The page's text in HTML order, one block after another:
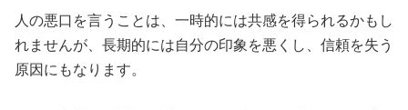
人の悪口を言うことは、一時的には共感を得られるかもし
れませんが、長期的には自分の印象を悪くし、信頼を失う
原因にもなります。